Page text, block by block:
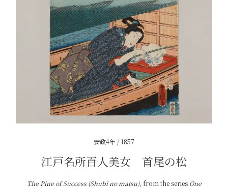
安政4年 / 1857
江戸名所百人美女 首尾の松
The Pine of Success (Shubi no matsu), from the series One